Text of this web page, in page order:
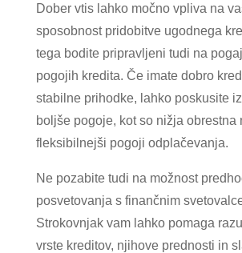
Dober vtis lahko močno vpliva na
sposobnost pridobitve ugodnega
tega bodite pripravljeni tudi na
pogojih kredita. Če imate dobro
stabilne prihodke, lahko poskusite
boljše pogoje, kot so nižja obrestna
fleksibilnejši pogoji odplačevanja.
Ne pozabite tudi na možnost
posvetovanja s finančnim
Strokovnjak vam lahko pomaga
vrste kreditov, njihove prednosti in